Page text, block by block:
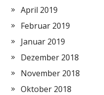
April 2019
Februar 2019
Januar 2019
Dezember 2018
November 2018
Oktober 2018